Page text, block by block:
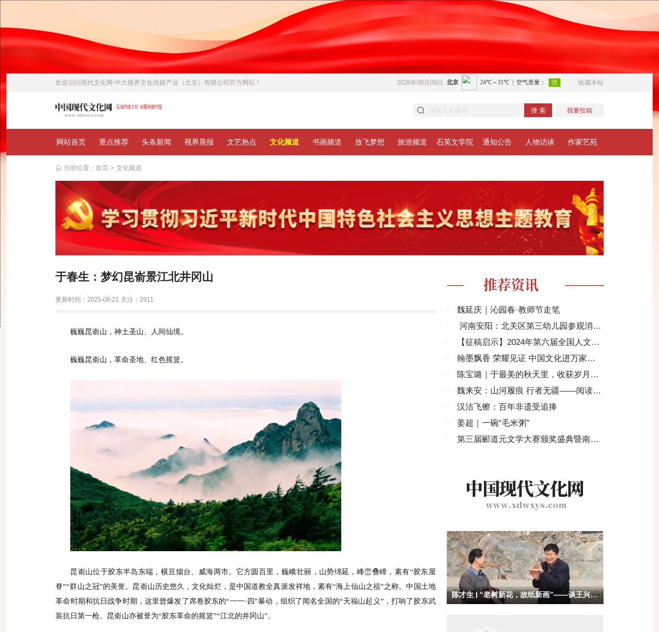
欢迎访问现代文化网-中大视界文化传媒产业（北京）有限公司官方网站！ 2026年08月09日 收藏本站
搜 索 我要投稿
网站首页 重点推荐 头条新闻 视界晨报 文艺热点 文化频道 书画频道 放飞梦想 旅游频道 石英文学院 通知公告 人物访谈 作家艺苑
当前位置： 首页> 文化频道
推荐资讯
·
魏延庆｜沁园春·教师节走笔
·
河南安阳：北关区第三幼儿园参观消防
救援大队社会实践活动
·
【征稿启示】2024年第六届全国人文地
理散文大赛征稿
·
翰墨飘香 荣耀见证 中国文化进万家年
度盛典在京隆重举办
·
陈宝璐｜于最美的秋天里，收获岁月的
深情（美文）
·
魏来安：山河履痕 行者无疆——阅读许
道连撰著《山河履痕》记
·
汉沽飞镲：百年非遗受追捧
·
姜超｜一碗“毛米粥”
·
第三届郦道元文学大赛颁奖盛典暨南国
陈才生 | “老树新花，故纸新画”——谈王兴舟
的读书观
于春生：梦幻昆嵛景江北井冈山
更新时间：2025-08-21 关注：2911
巍巍昆嵛山，神土圣山、人间仙境。
巍巍昆嵛山，革命圣地、红色摇篮。
昆嵛山位于胶东半岛东端，横亘烟台、威海两市。它方圆百里，巍峨壮丽，山势绵延，峰峦叠嶂，素有“胶东屋
脊”“群山之冠”的美誉。昆嵛山历史悠久，文化灿烂，是中国道教全真派发祥地，素有“海上仙山之祖”之称。中国土地
革命时期和抗日战争时期，这里曾爆发了席卷胶东的“一一·四”暴动，组织了闻名全国的“天福山起义”，打响了胶东武
装抗日第一枪。昆嵛山亦被誉为“胶东革命的摇篮”“江北的井冈山”。